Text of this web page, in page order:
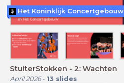
StuiterStokken - 2: Wachten
April 2026- 13 slides
Het Koninklijk Concertgebouw